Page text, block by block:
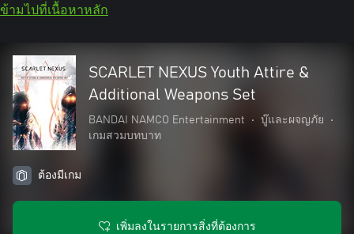
ข้ามไปที่เนื้อหาหลัก
SCARLET NEXUS Youth Attire &
Additional Weapons Set
BANDAI NAMCO Entertainment • บู๊และผจญภัย
•
เกมสวมบทบาท
ต้องมีเกม
เพิ่มลงในรายการสิ่งที่ต้องการ